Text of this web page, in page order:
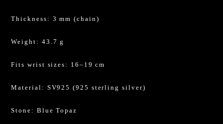
Thickness: 3 mm (chain)
Weight: 43.7 g
Fits wrist sizes: 16–19 cm
Material: SV925 (925 sterling silver)
Stone: Blue Topaz